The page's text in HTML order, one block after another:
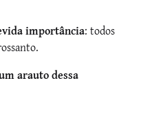
importância: todos
arauto dessa